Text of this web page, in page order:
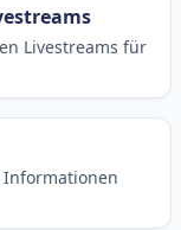
Livestreams für
Informationen